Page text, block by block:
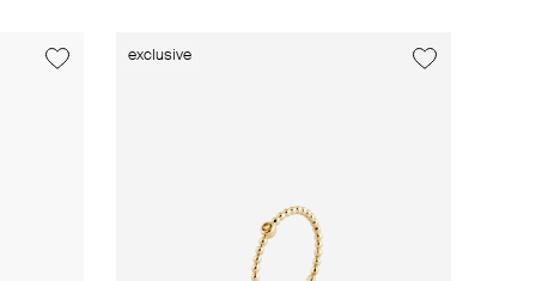
exclusive
exclusive
exclusive